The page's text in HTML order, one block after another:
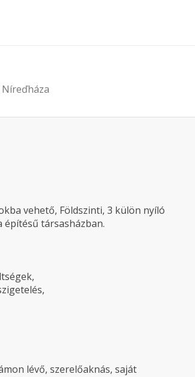
vehető, Földszinti, 3 külön nyíló
építésű társasházban.
lévő, szerelőaknás, saját